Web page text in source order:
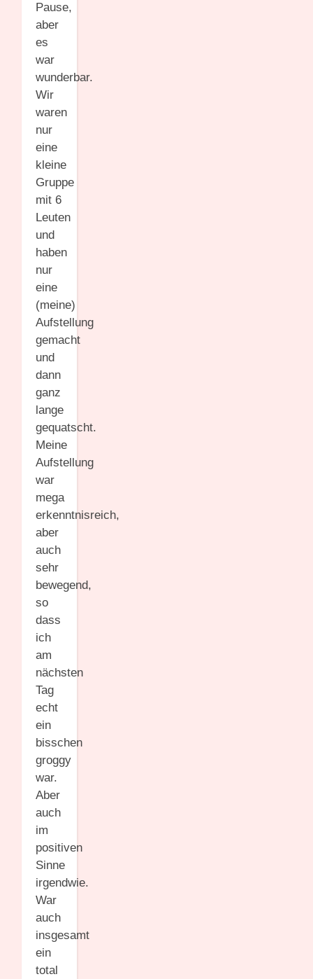
Pause,
aber
es
war
wunderbar.
Wir
waren
nur
eine
kleine
Gruppe
mit 6
Leuten
und
haben
nur
eine
(meine)
Aufstellung
gemacht
und
dann
ganz
lange
gequatscht.
Meine
Aufstellung
war
mega
erkenntnisreich,
aber
auch
sehr
bewegend,
so
dass
ich
am
nächsten
Tag
echt
ein
bisschen
groggy
war.
Aber
auch
im
positiven
Sinne
irgendwie.
War
auch
insgesamt
ein
total